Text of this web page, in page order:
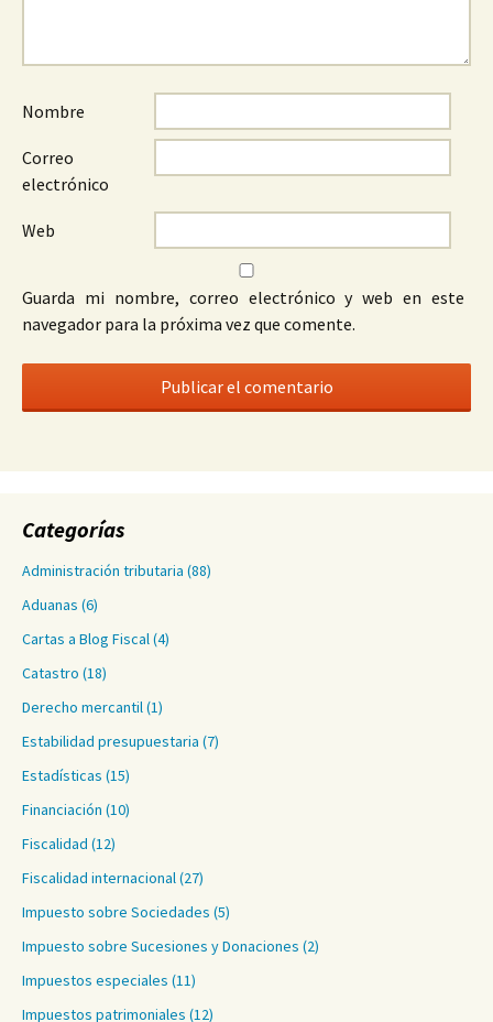
Nombre
Correo
electrónico
Web
Guarda mi nombre, correo electrónico y web en este
navegador para la próxima vez que comente.
Categorías
Administración tributaria (88)
Aduanas (6)
Cartas a Blog Fiscal(4)
Catastro (18)
Derecho mercantil(1)
Estabilidad presupuestaria (7)
Estadísticas (15)
Financiación (10)
Fiscalidad (12)
Fiscalidad internacional(27)
Impuesto sobre Sociedades (5)
Impuesto sobre Sucesiones y Donaciones (2)
Impuestos especiales (11)
Impuestos patrimoniales (12)